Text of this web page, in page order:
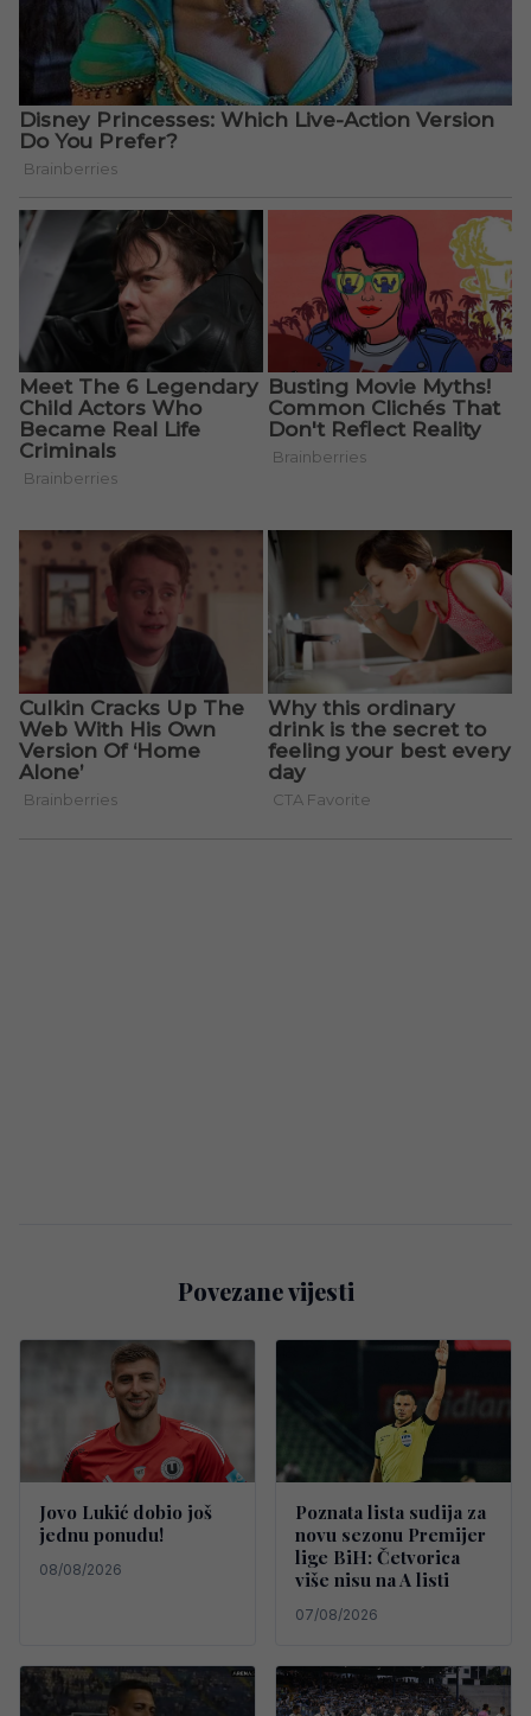
Povezane vijesti
Jovo Lukić dobio još
jednu ponudu!
08/08/2026
Poznata lista sudija za
novu sezonu Premijer
lige BiH: Četvorica
više nisu na A listi
07/08/2026